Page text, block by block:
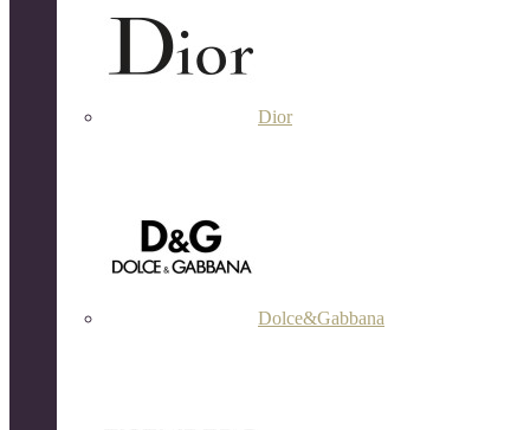
Dior
Dolce&Gabbana